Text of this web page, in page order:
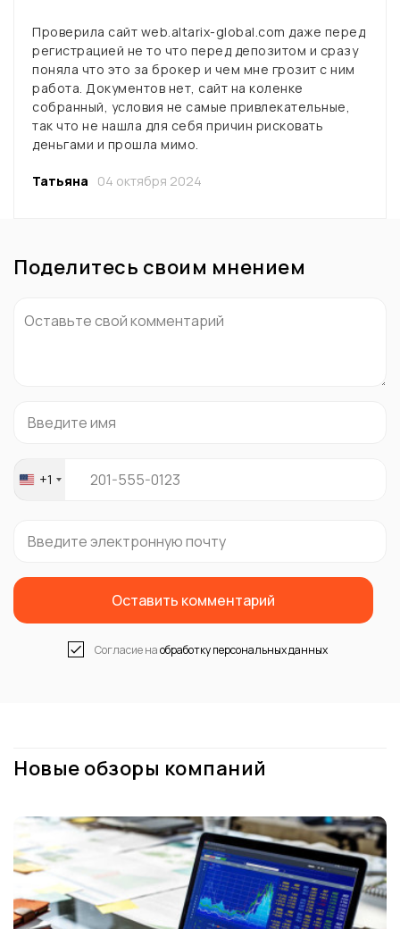
Проверила сайт web.altarix-global.com даже перед
регистрацией не то что перед депозитом и сразу
поняла что это за брокер и чем мне грозит с ним
работа. Документов нет, сайт на коленке
собранный, условия не самые привлекательные,
так что не нашла для себя причин рисковать
деньгами и прошла мимо.
Татьяна 04 октября 2024
Поделитесь своим мнением
United
+1
Оставить комментарий
Согласие наобработку персональных данных
Новые обзоры компаний